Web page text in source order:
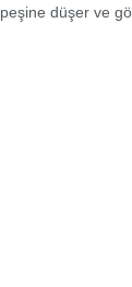
düşer ve